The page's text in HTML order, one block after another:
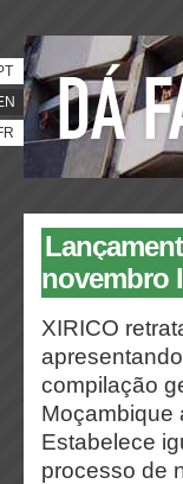
novembro
XIRICO
compilação
Moçambique
Estabelece
processo de